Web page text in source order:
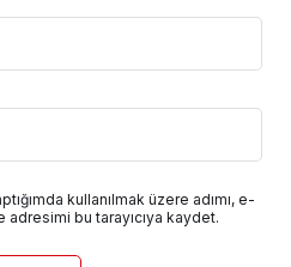
kullanılmak üzere adımı, e-
bu tarayıcıya kaydet.